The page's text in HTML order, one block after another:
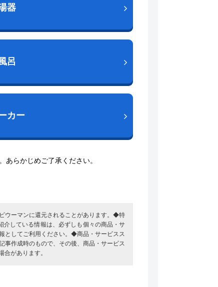
器
呂
カー
らかじめご了承ください。
ウーマンに還元されることがあります。◆特
している情報は、必ずしも個々の商品・サ
としてご利用ください。◆商品・サービスス
作成時のもので、その後、商品・サービス
があります。